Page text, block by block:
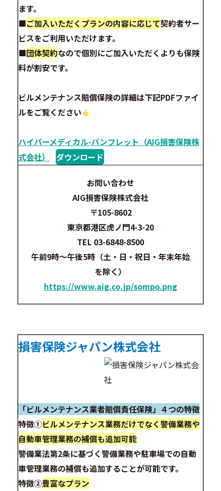
ます。
■ご加入いただくプランの内容に応じて契約者サー
ビスをご利用いただけます。
■団体契約なので個別にご加入いただくよりも保険
料が割安です。
ビルメンテナンス賠償保険の詳細は下記PDFファイ
ルをご覧ください
ハイパーメディカル-パンフレット（AIG損害保険株
式会社）
ダウンロード
お問い合わせ
AIG損害保険株式会社
〒105-8602
東京都港区虎ノ門4-3-20
TEL 03-6848-8500
午前9時～午後5時（土・日・祝日・年末年始
を除く）
https://www.aig.co.jp/sompo.png
損害保険ジャパン株式会社
「ビルメンテナンス業者賠償責任保険」４つの特徴
特徴①ビルメンテナンス業務だけでなく警備業務や
自動車管理業務の補償も追加可能
警備業法第2条に基づく警備業務や駐車場での自動
車管理業務の補償も追加することが可能です。
特徴②豊富なプラン